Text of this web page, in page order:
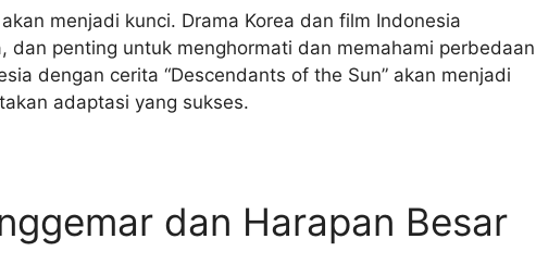
menjadi kunci. Drama Korea dan film Indonesia
dan penting untuk menghormati dan memahami perbedaan
dengan cerita “Descendants of the Sun” akan menjadi
adaptasi yang sukses.
dan Harapan Besar